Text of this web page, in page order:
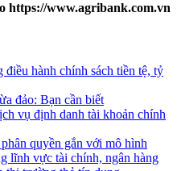
https://www.agribank.com.vn
hành chính sách tiền tệ, tỷ
đảo: Bạn cần biết
vụ định danh tài khoản chính
quyền gắn với mô hình
lĩnh vực tài chính, ngân hàng